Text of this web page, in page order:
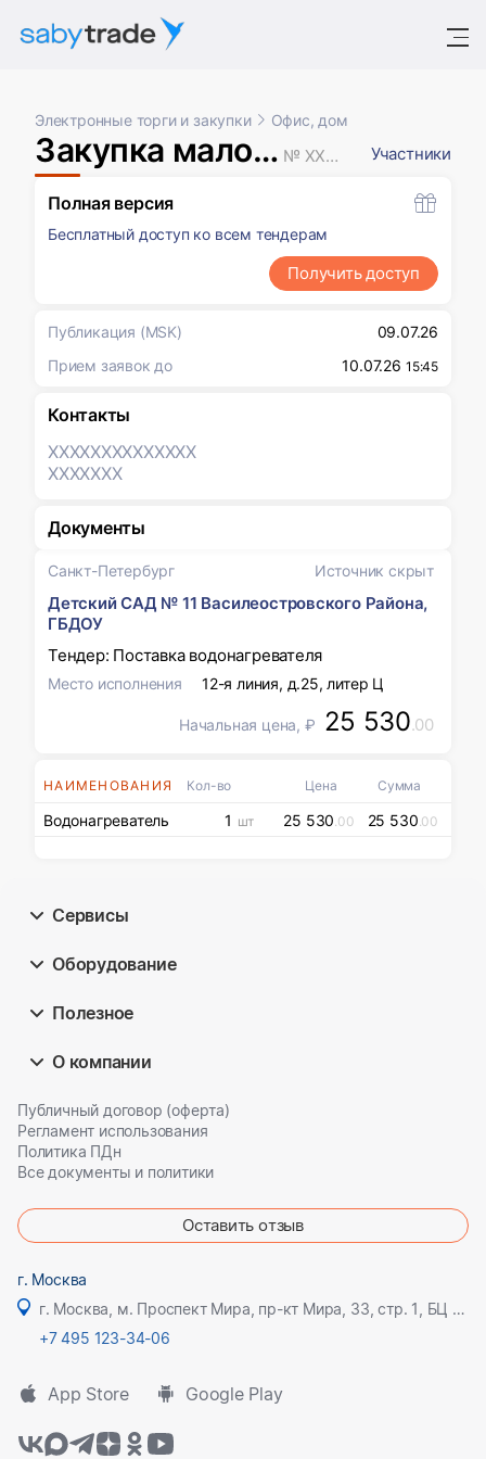
Электронные торги и закупки Офис, дом
Закупка малого объема № XXXXXXX Участники
Санкт-Петербург Источник скрыт
Детский САД № 11 Василеостровского Района,
ГБДОУ
Тендер: Поставка водонагревателя
Место исполнения 12-я линия, д.25, литер Ц
Начальная цена, ₽ 25 530.00
НАИМЕНОВАНИЯ Кол-во Цена Сумма
Водонагреватель 1 шт 25 530.00 25 530.00
Полная версия
Бесплатный доступ ко всем тендерам
Получить доступ
Публикация (MSK)
09.07.26
Прием заявок до
10.07.26 15:45
Контакты
XXXXXXXXXXXXXX
XXXXXXX
Документы
Сервисы
Оборудование
Полезное
О компании
Публичный договор (оферта)
Регламент использования
Политика ПДн
Все документы и политики
Оставить отзыв
г. Москва
г. Москва, м. Проспект Мира, пр-кт Мира, 33, стр. 1, БЦ Олимпик плаза
+7 495 123-34-06
App Store Google Play